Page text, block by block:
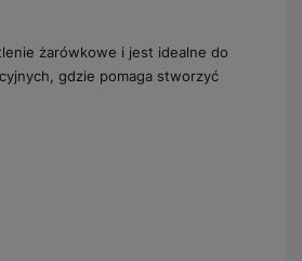
żarówkowe i jest idealne do
gdzie pomaga stworzyć